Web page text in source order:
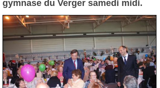
gymnase du Verger samedi midi.